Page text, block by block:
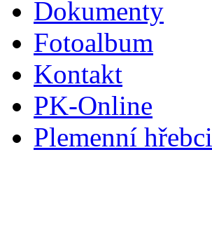
Dokumenty
Fotoalbum
Kontakt
PK-Online
Plemenní hřebci